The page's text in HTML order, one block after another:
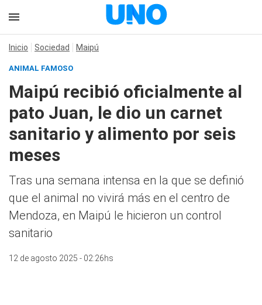
Inicio Sociedad Maipú
ANIMAL FAMOSO
Maipú recibió oficialmente al
pato Juan, le dio un carnet
sanitario y alimento por seis
meses
Tras una semana intensa en la que se definió
que el animal no vivirá más en el centro de
Mendoza, en Maipú le hicieron un control
sanitario
12 de agosto 2025 - 02:26hs